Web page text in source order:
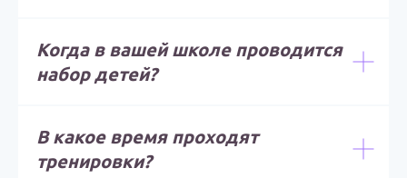
Когда в вашей школе проводится
набор детей?
В какое время проходят
тренировки?